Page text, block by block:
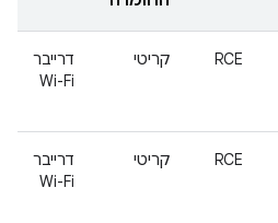
RCE קריטי
דרייבר
Wi-Fi
RCE קריטי
דרייבר
Wi-Fi